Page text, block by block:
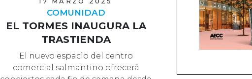
COMUNIDAD
EL TORMES INAUGURA LA
TRASTIENDA
El nuevo espacio del centro
comercial salmantino ofrecerá